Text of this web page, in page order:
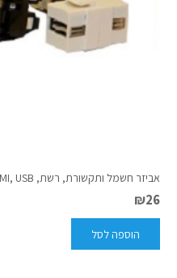
אביזר חשמל ותקשורת, רשת, HDMI, USB
₪26
הוספה לסל